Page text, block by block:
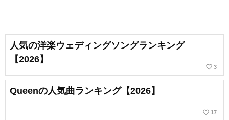
人気の洋楽ウェディングソングランキング
【2026】
favorite_border 3
Queenの人気曲ランキング【2026】
favorite_border 17